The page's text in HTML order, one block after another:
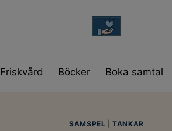
Friskvård Böcker Boka samtal
SAMSPEL |TANKAR